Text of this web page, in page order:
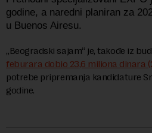
godine, a naredni planiran za
u Buenos Airesu.
„Beogradski sajam“ je, takođe iz
feburara dobio 23,6 miliona dinara
potrebe pripremanja kandidature
godine.